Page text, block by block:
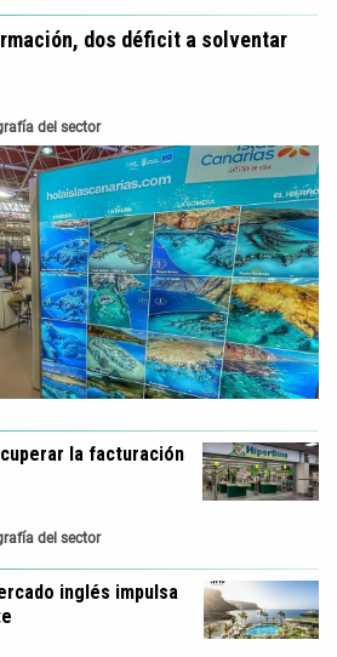
del sector
dos déficit a solventar
del sector
la facturación
inglés impulsa